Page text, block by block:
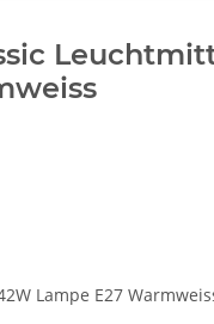
Lampe E27